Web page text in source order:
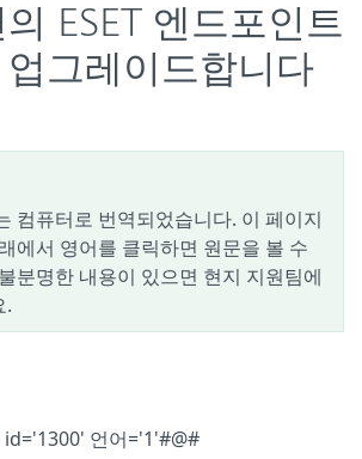
ESET 엔드포인트
그레이드합니다
컴퓨터로 번역되었습니다. 이 페이지
에서 영어를 클릭하면 원문을 볼 수
분명한 내용이 있으면 현지 지원팀에
.
언어='1'#@#